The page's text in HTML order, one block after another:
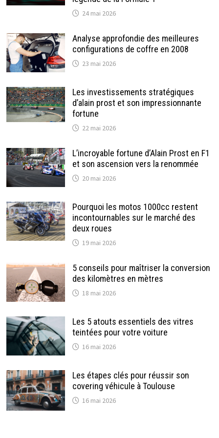
24 mai 2026
Analyse approfondie des meilleures
configurations de coffre en 2008
23 mai 2026
Les investissements stratégiques
d’alain prost et son impressionnante
fortune
22 mai 2026
L’incroyable fortune d’Alain Prost en F1
et son ascension vers la renommée
20 mai 2026
Pourquoi les motos 1000cc restent
incontournables sur le marché des
deux roues
19 mai 2026
5 conseils pour maîtriser la conversion
des kilomètres en mètres
18 mai 2026
Les 5 atouts essentiels des vitres
teintées pour votre voiture
16 mai 2026
Les étapes clés pour réussir son
covering véhicule à Toulouse
16 mai 2026